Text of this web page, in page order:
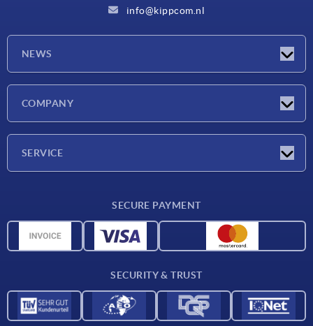
info@kippcom.nl
NEWS
COMPANY
SERVICE
CAD data
SECURE PAYMENT
SECURITY & TRUST